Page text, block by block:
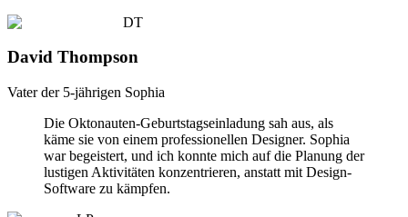
DT
David Thompson
Vater der 5-jährigen Sophia
Die Oktonauten-Geburtstagseinladung sah aus, als
käme sie von einem professionellen Designer. Sophia
war begeistert, und ich konnte mich auf die Planung der
lustigen Aktivitäten konzentrieren, anstatt mit Design-
Software zu kämpfen.